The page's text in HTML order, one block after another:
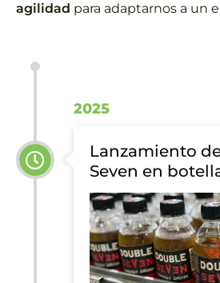
agilidad para adaptarnos a un
2025
Lanzamiento
Seven en